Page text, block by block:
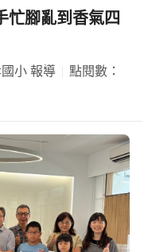
忙腳亂到香氣四
小 報導
點閱數：